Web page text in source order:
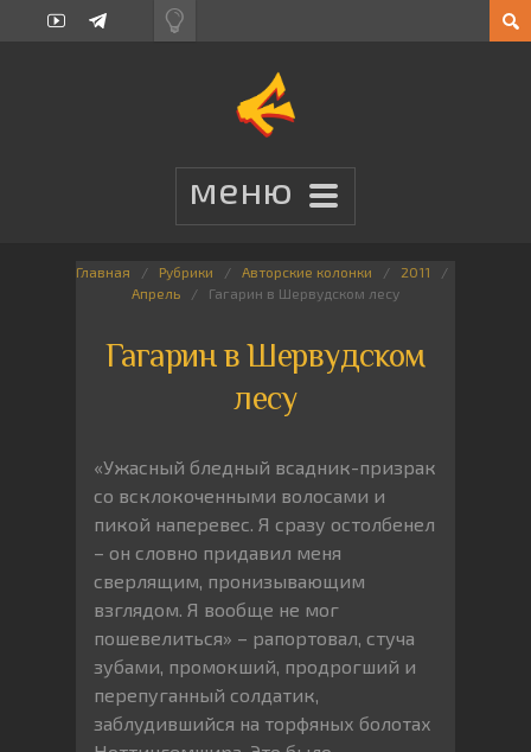
Главная Рубрики Авторские колонки
2011
Апрель
Гагарин в Шервудском лесу
Гагарин в Шервудском
лесу
«Ужасный бледный всадник-призрак
со всклокоченными волосами и
пикой наперевес. Я сразу остолбенел
– он словно придавил меня
сверлящим, пронизывающим
взглядом. Я вообще не мог
пошевелиться» – рапортовал, стуча
зубами, промокший, продрогший и
перепуганный солдатик,
заблудившийся на торфяных болотах